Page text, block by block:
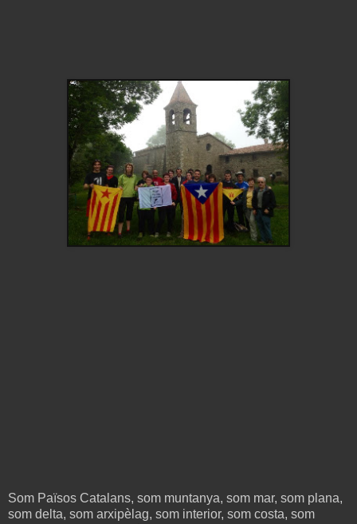
Som Països Catalans, som muntanya, som mar, som plana,
som delta, som arxipèlag, som interior, som costa, som